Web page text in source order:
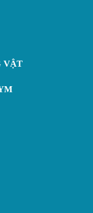
VẬT